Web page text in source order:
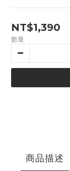
NT$1,390
數量
商品描述